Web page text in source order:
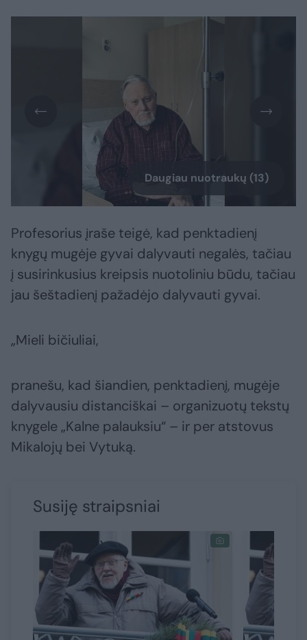
Daugiau nuotraukų (13)
Profesorius įraše teigė, kad penktadienį
knygų mugėje gyvai dalyvauti negalės, tačiau
į susirinkusius kreipsis nuotoliniu būdu, tačiau
jau šeštadienį pažadėjo dalyvauti gyvai.
„Mieli bičiuliai,
pranešu, kad šiandien, penktadienį, mugėje
dalyvausiu distanciškai – organizuotų tekstų
knygele „Kalne palauksiu“ – ir per atstovus
Mikalojų bei Vytuką.
Susiję straipsniai